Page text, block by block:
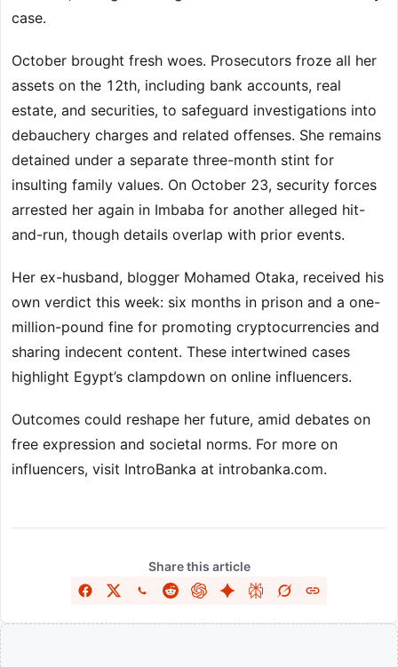
case.
October brought fresh woes. Prosecutors froze all her
assets on the 12th, including bank accounts, real
estate, and securities, to safeguard investigations into
debauchery charges and related offenses. She remains
detained under a separate three-month stint for
insulting family values. On October 23, security forces
arrested her again in Imbaba for another alleged hit-
and-run, though details overlap with prior events.
Her ex-husband, blogger Mohamed Otaka, received his
own verdict this week: six months in prison and a one-
million-pound fine for promoting cryptocurrencies and
sharing indecent content. These intertwined cases
highlight Egypt’s clampdown on online influencers.
Outcomes could reshape her future, amid debates on
free expression and societal norms. For more on
influencers, visit IntroBanka at introbanka.com.
Share this article